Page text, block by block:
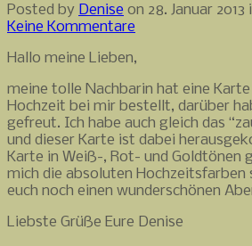
Posted by Denise on 28. Januar 2013
Keine Kommentare
Hallo meine Lieben,
meine tolle Nachbarin hat eine
Hochzeit bei mir bestellt, darüber
gefreut. Ich habe auch gleich das
und dieser Karte ist dabei
Karte in Weiß-, Rot- und Goldtönen
mich die absoluten Hochzeitsfarben
euch noch einen wunderschönen
Liebste Grüße Eure Denise